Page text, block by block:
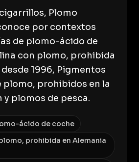
Plomo
por contextos
de plomo-ácido de
con plomo, prohibida
1996, Pigmentos
plomo, prohibidos en la
y plomos de pesca.
ácido de coche
prohibida en Alemania